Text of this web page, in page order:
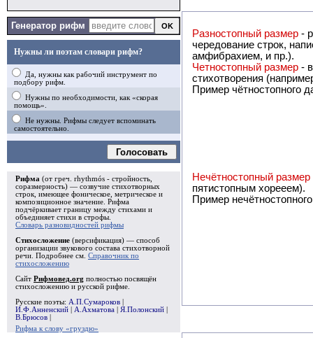
Генератор рифм
Нужны ли поэтам словари рифм?
Да, нужны как рабочий инструмент по
подбору рифм.
Нужны по необходимости, как «скорая
помощь».
Не нужны. Рифмы следует вспоминать
самостоятельно.
Голосовать
Рифма (от греч. rhythmós - стройность,
соразмерность) — созвучие стихотворных
строк, имеющее фоническое, метрическое и
композиционное значение. Рифма
подчёркивает границу между стихами и
объединяет стихи в строфы
Словарь разновидностей рифмы
Стихосложение (версификация) — способ
организации звукового состава стихотворной
речи. Подробнее см. Справочник по
стихосложению
Сайт Рифмовед.org полностью посвящён
стихосложению и русской рифме.
Русские поэты: А.П.Сумароков
И.Ф.Анненский
А.Ахматова Я.Полонский
В.Брюсов
Рифма к слову «груздю»
Разностопный размер -
чередование строк, написанных двухстопным и
амфибрахием, и пр.).
Четностопный размер -
Пример чётностопного
Нечётностопный размер
пятистопным хорееем).
Пример